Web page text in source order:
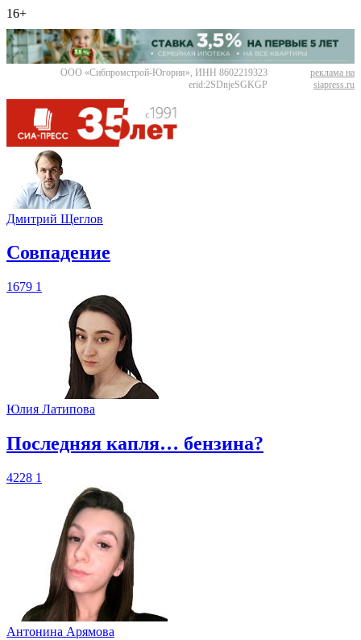
16+
ООО «Сибпромстрой-Югория», ИНН 8602219323
erid:2SDnjeSGKGP
реклама на
siapress.ru
Дмитрий Щеглов
​Совпадение
1679 1
Юлия Латипова
​Последняя капля… бензина?
4228 1
Антонина Арямова